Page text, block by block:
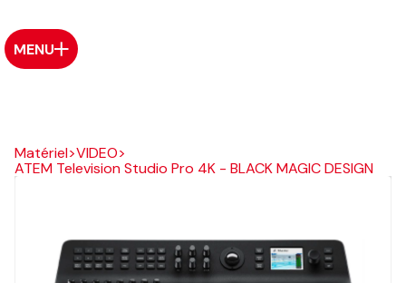
MENU
Matériel>VIDEO>
ATEM Television Studio Pro 4K - BLACK MAGIC DESIGN